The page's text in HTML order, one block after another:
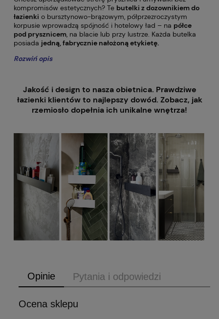
kompromisów estetycznych? Te butelki z dozownikiem do
łazienki o bursztynowo-brązowym, półprzezroczystym
korpusie wprowadzą spójność i hotelowy ład – na półce
pod prysznicem, na blacie lub przy lustrze. Każda butelka
posiada jedną, fabrycznie nałożoną etykietę.
Rozwiń opis
Jakość i design to nasza obietnica. Prawdziwe
łazienki klientów to najlepszy dowód. Zobacz, jak
rzemiosło dopełnia ich unikalne wnętrza!
Opinie Pytania i odpowiedzi
Ocena sklepu